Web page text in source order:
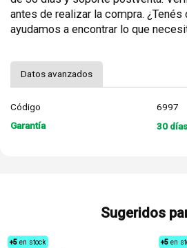
antes de realizar la compra.
ayudamos a encontrar lo que
Datos avanzados
Código
6997
Garantía
30 días
Sugeridos
+5 en stock
+5 en